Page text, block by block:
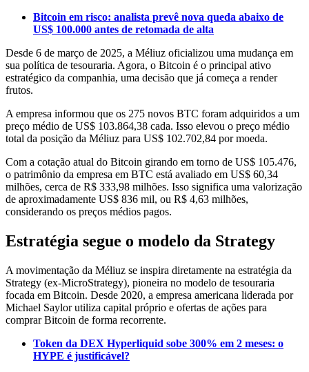
Bitcoin em risco: analista prevê nova queda abaixo de
US$ 100.000 antes de retomada de alta
Desde 6 de março de 2025, a Méliuz oficializou uma mudança em
sua política de tesouraria. Agora, o Bitcoin é o principal ativo
estratégico da companhia, uma decisão que já começa a render
frutos.
A empresa informou que os 275 novos BTC foram adquiridos a um
preço médio de US$ 103.864,38 cada. Isso elevou o preço médio
total da posição da Méliuz para US$ 102.702,84 por moeda.
Com a cotação atual do Bitcoin girando em torno de US$ 105.476,
o patrimônio da empresa em BTC está avaliado em US$ 60,34
milhões, cerca de R$ 333,98 milhões. Isso significa uma valorização
de aproximadamente US$ 836 mil, ou R$ 4,63 milhões,
considerando os preços médios pagos.
Estratégia segue o modelo da Strategy
A movimentação da Méliuz se inspira diretamente na estratégia da
Strategy (ex-MicroStrategy), pioneira no modelo de tesouraria
focada em Bitcoin. Desde 2020, a empresa americana liderada por
Michael Saylor utiliza capital próprio e ofertas de ações para
comprar Bitcoin de forma recorrente.
Token da DEX Hyperliquid sobe 300% em 2 meses: o
HYPE é justificável?